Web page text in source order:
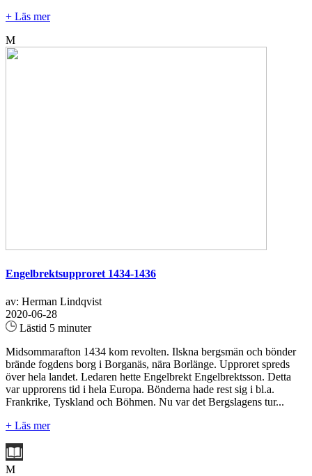
+ Läs mer
M
Engelbrektsupproret 1434-1436
av: Herman Lindqvist
2020-06-28
Lästid 5 minuter
Midsommarafton 1434 kom revolten. Ilskna bergsmän och bönder
brände fogdens borg i Borganäs, nära Borlänge. Upproret spreds
över hela landet. Ledaren hette Engelbrekt Engelbrektsson. Detta
var upprorens tid i hela Europa. Bönderna hade rest sig i bl.a.
Frankrike, Tyskland och Böhmen. Nu var det Bergslagens tur...
+ Läs mer
M